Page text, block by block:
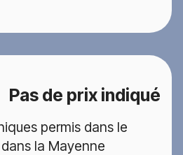
Pas de prix indiqué
permis dans le
la Mayenne